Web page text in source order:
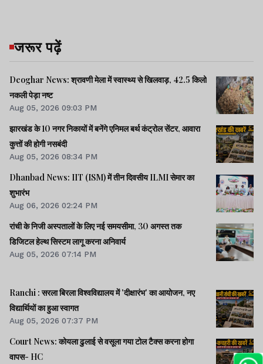
जरूर पढ़ें
Deoghar News: श्रावणी मेला में स्वास्थ्य से खिलवाड़, 42.5 किलो
नकली पेड़ा नष्ट
Aug 05, 2026 09:03 PM
झारखंड के 10 नगर निकायों में बनेंगे एनिमल बर्थ कंट्रोल सेंटर, आवारा
कुत्तों की होगी नसबंदी
Aug 05, 2026 08:34 PM
Dhanbad News: IIT (ISM) में तीन दिवसीय ILMI सेमार का
शुभारंभ
Aug 06, 2026 02:24 PM
रांची के निजी अस्पतालों के लिए नई समयसीमा, 30 अगस्त तक
डिजिटल हेल्थ सिस्टम लागू करना अनिवार्य
Aug 05, 2026 07:14 PM
Ranchi : सरला बिरला विश्वविद्यालय में 'दीक्षारंभ' का आयोजन, नए
विद्यार्थियों का हुआ स्वागत
Aug 05, 2026 07:37 PM
Court News: कोयला ढुलाई से वसूला गया टोल टैक्स करना होगा
वापस- HC